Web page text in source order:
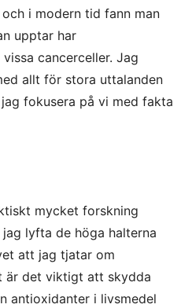
i modern tid fann man
upptar har
cancerceller. Jag
allt för stora uttalanden
fokusera på vi med fakta
mycket forskning
lyfta de höga halterna
att jag tjatar om
är det viktigt att skydda
antioxidanter i livsmedel